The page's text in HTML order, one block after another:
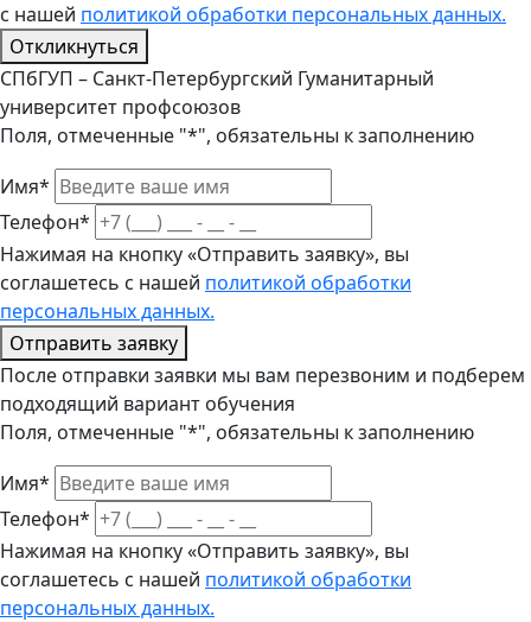
с нашей политикой обработки персональных данных.
Откликнуться
СПбГУП – Санкт-Петербургский Гуманитарный
университет профсоюзов
Поля, отмеченные "*", обязательны к заполнению
Имя*
Телефон*
Нажимая на кнопку «Отправить заявку», вы
соглашетесь с нашей политикой обработки
персональных данных.
Отправить заявку
После отправки заявки мы вам перезвоним и подберем
подходящий вариант обучения
Поля, отмеченные "*", обязательны к заполнению
Имя*
Телефон*
Нажимая на кнопку «Отправить заявку», вы
соглашетесь с нашей политикой обработки
персональных данных.